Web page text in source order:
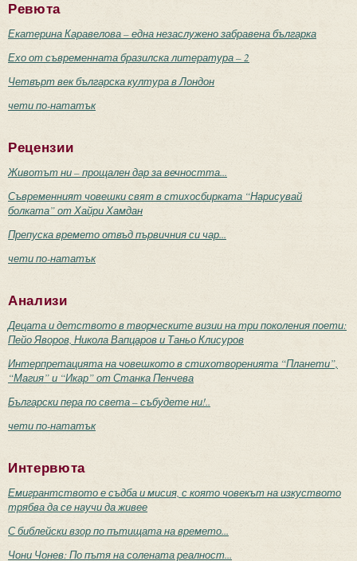
Ревюта
Екатерина Каравелова – една незаслужено забравена българка
Ехо от съвременната бразилска литература – 2
Четвърт век българска култура в Лондон
чети по-нататък
Рецензии
Животът ни – прощален дар за вечността...
Съвременният човешки свят в стихосбирката “Нарисувай
болката” от Хайри Хамдан
Препуска времето отвъд първичния си чар...
чети по-нататък
Анализи
Децата и детството в творческите визии на три поколения поети:
Пейо Яворов, Никола Вапцаров и Таньо Клисуров
Интерпретацията на човешкото в стихотворенията “Планети”,
“Магия” и “Икар” от Станка Пенчева
Български пера по света – събудете ни!..
чети по-нататък
Интервюта
Емигрантството е съдба и мисия, с която човекът на изкуството
трябва да се научи да живее
С библейски взор по пътищата на времето...
Чони Чонев: По пътя на солената реалност...